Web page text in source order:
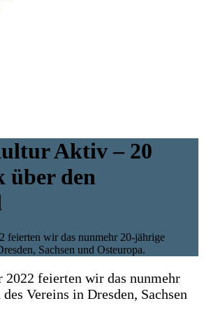
Aktiv – 20
über den
feierten wir das nunmehr 20-jährige
Sachsen und Osteuropa.
2022 feierten wir das nunmehr
Vereins in Dresden, Sachsen